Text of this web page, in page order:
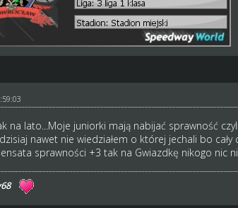
na lato...Moje juniorki mają nabijać sprawność
nawet nie wiedziałem o której jechali bo
sprawności +3 tak na Gwiazdkę nikogo nic